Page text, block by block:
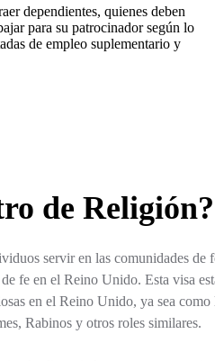
dependientes, quienes deben
para su patrocinador según lo
de empleo suplementario y
de Religión?
servir en las comunidades de
fe en el Reino Unido. Esta visa
en el Reino Unido, ya sea
Rabinos y otros roles similares.